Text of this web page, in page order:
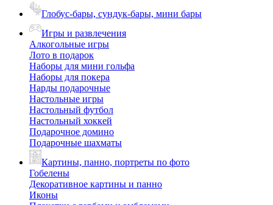
Глобус-бары, сундук-бары, мини бары
Игры и развлечения
Алкогольные игры
Лото в подарок
Наборы для мини гольфа
Наборы для покера
Нарды подарочные
Настольные игры
Настольный футбол
Настольный хоккей
Подарочное домино
Подарочные шахматы
Картины, панно, портреты по фото
Гобелены
Декоративное картины и панно
Иконы